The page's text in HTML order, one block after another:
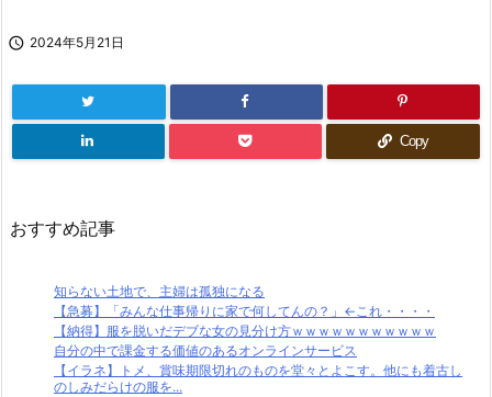
 2024年5月21日
Copy
おすすめ記事
知らない土地で、主婦は孤独になる
【急募】「みんな仕事帰りに家で何してんの？」←これ・・・・
【納得】服を脱いだデブな女の見分け方ｗｗｗｗｗｗｗｗｗｗｗ
自分の中で課金する価値のあるオンラインサービス
【イラネ】トメ、賞味期限切れのものを堂々とよこす。他にも着古し
のしみだらけの服を...